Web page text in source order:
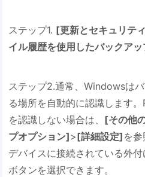
ステップ1. [更新とセキュリテ
イル履歴を使用したバックア
ステップ2.通常、Windowsは
る場所を自動的に認識します
を認識しない場合は、 [その他
プオプション]>[詳細設定] を
デバイスに接続されている外付
ボタンを選択できます。